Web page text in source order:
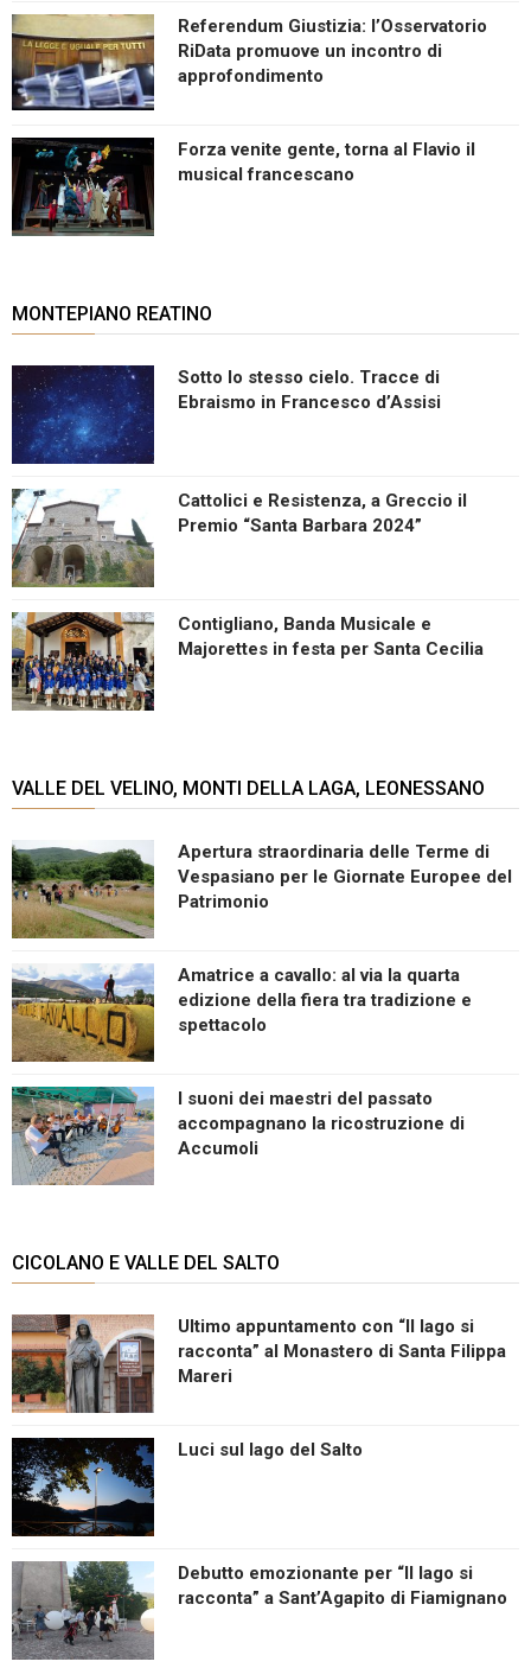
Referendum Giustizia: l’Osservatorio
RiData promuove un incontro di
approfondimento
Forza venite gente, torna al Flavio il
musical francescano
MONTEPIANO REATINO
Sotto lo stesso cielo. Tracce di
Ebraismo in Francesco d’Assisi
Cattolici e Resistenza, a Greccio il
Premio “Santa Barbara 2024”
Contigliano, Banda Musicale e
Majorettes in festa per Santa Cecilia
VALLE DEL VELINO, MONTI DELLA LAGA, LEONESSANO
Apertura straordinaria delle Terme di
Vespasiano per le Giornate Europee del
Patrimonio
Amatrice a cavallo: al via la quarta
edizione della fiera tra tradizione e
spettacolo
I suoni dei maestri del passato
accompagnano la ricostruzione di
Accumoli
CICOLANO E VALLE DEL SALTO
Ultimo appuntamento con “Il lago si
racconta” al Monastero di Santa Filippa
Mareri
Luci sul lago del Salto
Debutto emozionante per “Il lago si
racconta” a Sant’Agapito di Fiamignano